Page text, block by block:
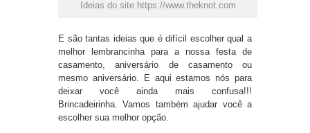
Ideias do site https://www.theknot.com
E são tantas ideias que é difícil escolher qual a
melhor lembrancinha para a nossa festa de
casamento, aniversário de casamento ou
mesmo aniversário.
E aqui estamos nós para
deixar você ainda mais confusa!!!
Brincadeirinha. Vamos também ajudar você a
escolher sua melhor opção.